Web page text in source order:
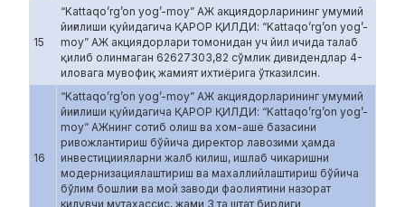
15
“Kattaqo’rg’on yog’-moy” АЖ акциядорларининг умумий
йиғилиши қуйидагича ҚАРОР ҚИЛДИ: “Kattaqo’rg’on yog’-
moy” АЖ акциядорлари томонидан уч йил ичида талаб
қилиб олинмаган 62627303,82 сўмлик дивидендлар 4-
иловага мувофиқ жамият ихтиёрига ўтказилсин.
16
“Kattaqo’rg’on yog’-moy” АЖ акциядорларининг умумий
йиғилиши қуйидагича ҚАРОР ҚИЛДИ: “Kattaqo’rg’on yog’-
moy” АЖнинг сотиб олиш ва хом-ашё базасини
ривожлантириш бўйича директор лавозими ҳамда
инвестициияларни жалб килиш, ишлаб чикаришни
модернизациялаштириш ва махаллийлаштириш бўйича
бўлим бошлиғи ва мой заводи фаолиятини назорат
килувчи мутахассис, жами 3 та штат бирлиги